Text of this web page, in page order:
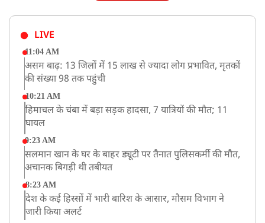
LIVE
11:04 AM
असम बाढ़: 13 जिलों में 15 लाख से ज्यादा लोग प्रभावित, मृतकों
की संख्या 98 तक पहुंची
10:21 AM
हिमाचल के चंबा में बड़ा सड़क हादसा, 7 यात्रियों की मौत; 11
घायल
9:23 AM
सलमान खान के घर के बाहर ड्यूटी पर तैनात पुलिसकर्मी की मौत,
अचानक बिगड़ी थी तबीयत
8:23 AM
देश के कई हिस्सों में भारी बारिश के आसार, मौसम विभाग ने
जारी किया अलर्ट